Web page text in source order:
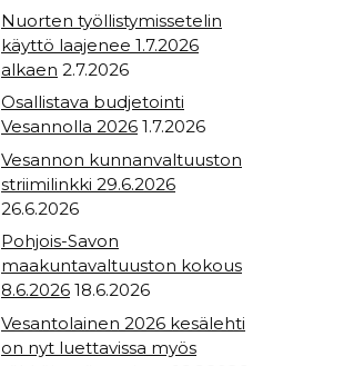
Nuorten työllistymissetelin
käyttö laajenee 1.7.2026
alkaen 2.7.2026
Osallistava budjetointi
Vesannolla 2026 1.7.2026
Vesannon kunnanvaltuuston
striimilinkki 29.6.2026
26.6.2026
Pohjois-Savon
maakuntavaltuuston kokous
8.6.2026 18.6.2026
Vesantolainen 2026 kesälehti
on nyt luettavissa myös